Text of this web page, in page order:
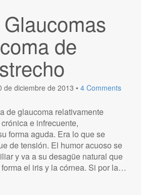
de
de diciembre de 2013 • 4 Comments
de glaucoma relativamente
e infrecuente,
forma aguda. Era lo que se
de tensión. El humor acuoso se
y va a su desagüe natural que
el iris y la córnea. Si por la…